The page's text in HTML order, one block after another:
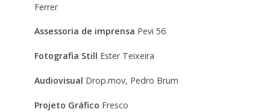
Ferrer
Assessoria de imprensa Pevi 56
Fotografia Still Ester Teixeira
Audiovisual Drop.mov, Pedro Brum
Projeto Gráfico Fresco